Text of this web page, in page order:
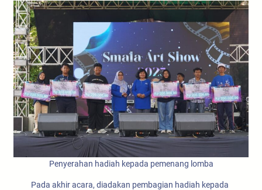
Penyerahan hadiah kepada pemenang lomba
Pada akhir acara, diadakan pembagian hadiah kepada